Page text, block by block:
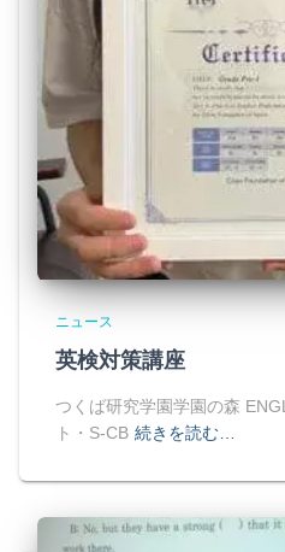
ニュース
英検対策講座
つくば研究学園学園の森
ト・S-CB 続きを読む…